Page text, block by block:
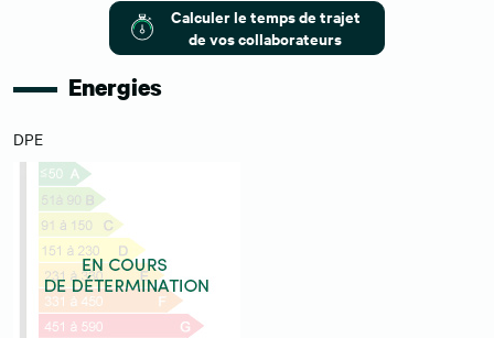
Calculer le temps de trajet
de vos collaborateurs
Energies
DPE